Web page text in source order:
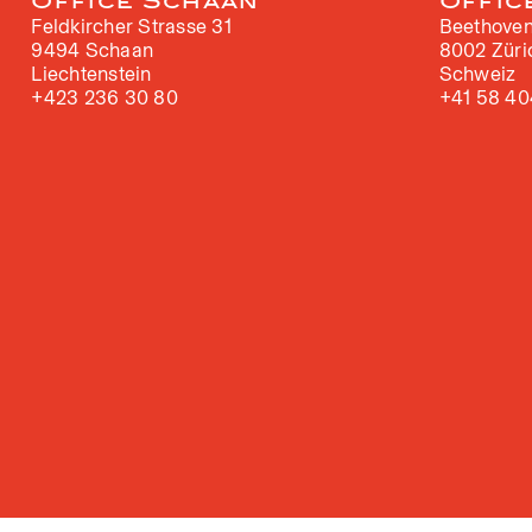
Feldkircher Strasse 31
9494 Schaan
Liechtenstein
+423 236 30 80
8002
Schweiz
+41 58